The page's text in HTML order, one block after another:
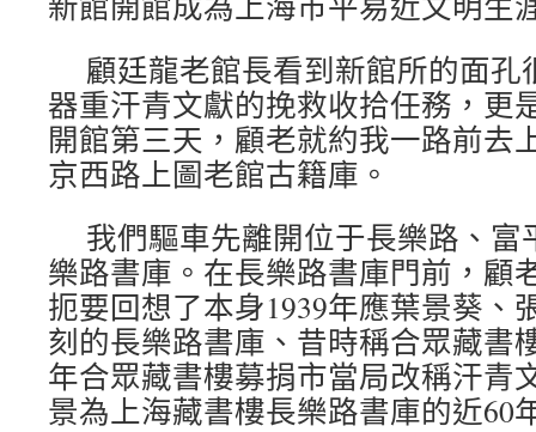
顧廷龍老館長看到新館所的面
器重汗青文獻的挽救收拾任務，更
開館第三天，顧老就約我一路前去
京西路上圖老館古籍庫。
我們驅車先離開位于長樂路、
樂路書庫。在長樂路書庫門前，顧
扼要回想了本身1939年應葉景葵、
刻的長樂路書庫、昔時稱合眾藏書
年合眾藏書樓募捐市當局改稱汗青
景為上海藏書樓長樂路書庫的近60